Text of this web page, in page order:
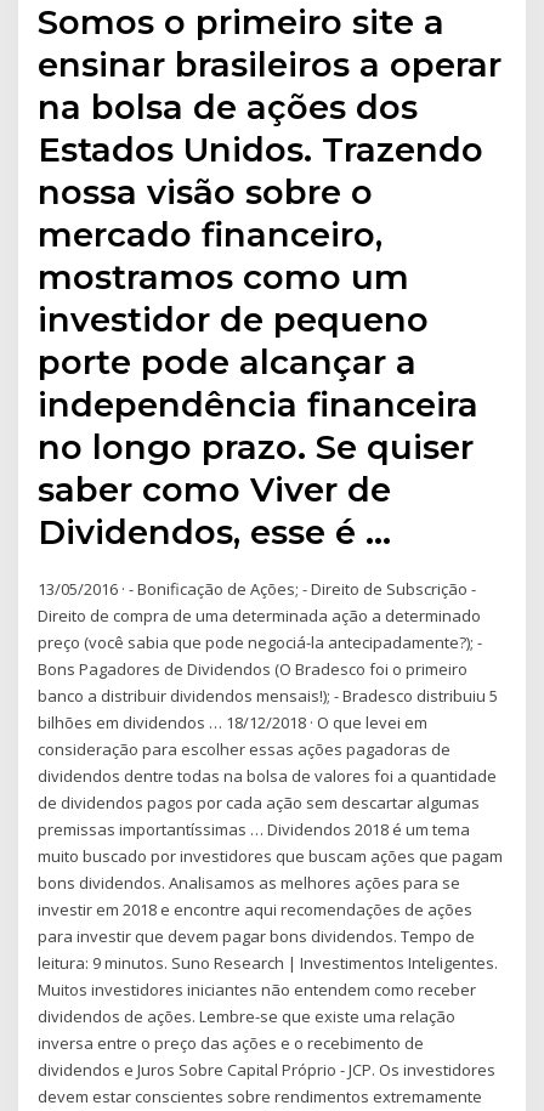
Somos o primeiro site a
ensinar brasileiros a operar
na bolsa de ações dos
Estados Unidos. Trazendo
nossa visão sobre o
mercado financeiro,
mostramos como um
investidor de pequeno
porte pode alcançar a
independência financeira
no longo prazo. Se quiser
saber como Viver de
Dividendos, esse é …
13/05/2016 · - Bonificação de Ações; - Direito de Subscrição -
Direito de compra de uma determinada ação a determinado
preço (você sabia que pode negociá-la antecipadamente?); -
Bons Pagadores de Dividendos (O Bradesco foi o primeiro
banco a distribuir dividendos mensais!); - Bradesco distribuiu 5
bilhões em dividendos … 18/12/2018 · O que levei em
consideração para escolher essas ações pagadoras de
dividendos dentre todas na bolsa de valores foi a quantidade
de dividendos pagos por cada ação sem descartar algumas
premissas importantíssimas … Dividendos 2018 é um tema
muito buscado por investidores que buscam ações que pagam
bons dividendos. Analisamos as melhores ações para se
investir em 2018 e encontre aqui recomendações de ações
para investir que devem pagar bons dividendos. Tempo de
leitura: 9 minutos. Suno Research | Investimentos Inteligentes.
Muitos investidores iniciantes não entendem como receber
dividendos de ações. Lembre-se que existe uma relação
inversa entre o preço das ações e o recebimento de
dividendos e Juros Sobre Capital Próprio - JCP. Os investidores
devem estar conscientes sobre rendimentos extremamente